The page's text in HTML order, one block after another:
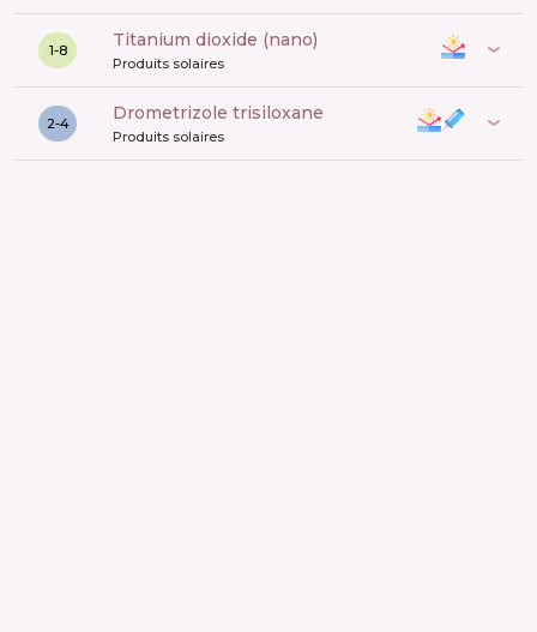
1-8 titanium dioxide (nano)
Produits solaires
2-4 drometrizole trisiloxane
Produits solaires